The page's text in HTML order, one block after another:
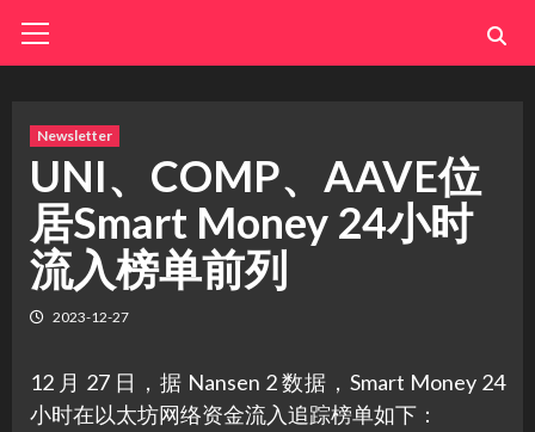
Menu
Newsletter
UNI、COMP、AAVE位
居Smart Money 24小时
流入榜单前列
2023-12-27
12 月 27 日，据 Nansen 2 数据，Smart Money 24
小时在以太坊网络资金流入追踪榜单如下：